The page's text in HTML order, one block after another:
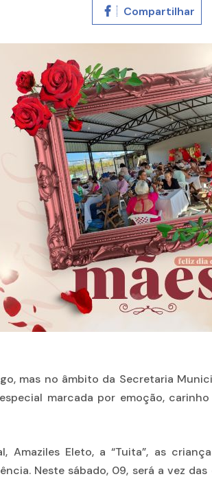
Compartilhar
mas no âmbito da Secretaria
marcada por emoção,
Amaziles Eleto, a “Tuita”, as
Neste sábado, 09, será a vez